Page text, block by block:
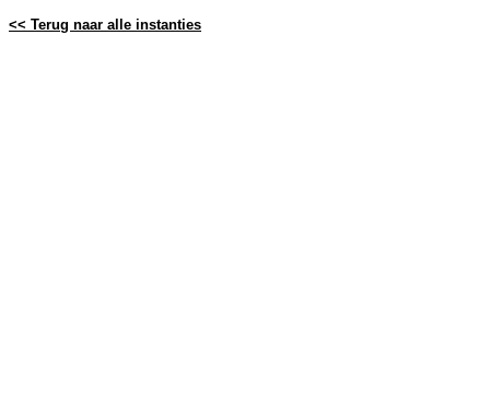
<< Terug naar alle instanties